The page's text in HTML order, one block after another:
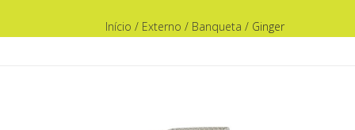
Início / Externo / Banqueta / Ginger